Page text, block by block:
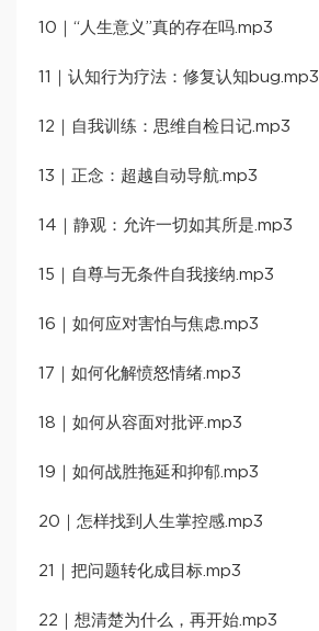
10｜“人生意义”真的存在吗.mp3
11｜认知行为疗法：修复认知bug.mp3
12｜自我训练：思维自检日记.mp3
13｜正念：超越自动导航.mp3
14｜静观：允许一切如其所是.mp3
15｜自尊与无条件自我接纳.mp3
16｜如何应对害怕与焦虑.mp3
17｜如何化解愤怒情绪.mp3
18｜如何从容面对批评.mp3
19｜如何战胜拖延和抑郁.mp3
20｜怎样找到人生掌控感.mp3
21｜把问题转化成目标.mp3
22｜想清楚为什么，再开始.mp3